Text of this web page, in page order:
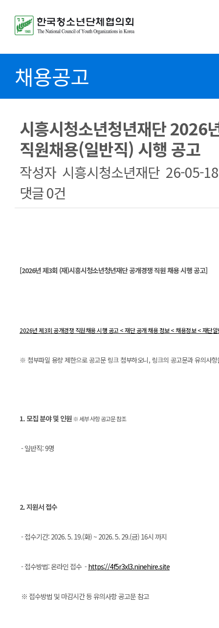
채용공고
시흥시청소년청년재단 2026
직원채용(일반직) 시행 공고
작성자 시흥시청소년재단 26-05-
댓글0건
[2026년 제3회 (재)시흥시청소년청년재단 공개경쟁 직원 채용 시행 공고]
2026년 제3회 공개경쟁 직원채용 시행 공고 < 재단 공개 채용 정보 < 채용정보 < 재단
※ 첨부파일 용량 제한으로 공고문 링크 첨부하오니, 링크의 공고문과 유의사
1. 모집 분야 및 인원※ 세부 사항 공고문 참조
- 일반직: 9명
2. 지원서 접수
- 접수기간: 2026. 5. 19.(화) ~ 2026. 5. 29.(금) 16시 까지
- 접수방법: 온라인 접수 -https://4f5r3xl3.ninehire.site
※ 접수방법 및 마감시간 등 유의사항 공고문 참고